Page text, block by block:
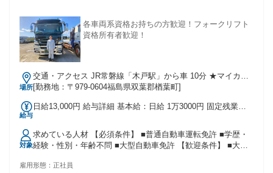
各車両系資格お持ちの方歓迎！フォークリフト
資格所有者歓迎！
場所
交通・アクセス JR常磐線「木戸駅」から車 10分 ★マイカー
通勤可能 7:30～16:30
[勤務地：〒979-0604福島県双葉郡楢葉町]
給与
日給13,000円 給与詳細 基本給：日給 1万3000円 固定残業
家族手当金額：なし 全員に一律で支払われるその他手当金
額：なし 月給換算：286,000円（月22日）
対象
求めている人材 【必須条件】 ■普通自動車運転免許 ■学歴・
経験・性別・年齢不問 ■大型自動車免許 【歓迎条件】 ■大型
ォークリフト ■玉掛 ■各資格取得に意欲のある方（資格取得支
雇用形態： 正社員